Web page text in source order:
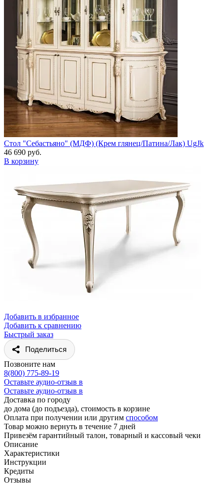
Стол "Себастьяно" (МДФ) (Крем глянец/Патина/Лак) UgJk
46 690 руб.
В корзину
Добавить в избранное
Добавить к сравнению
Быстрый заказ
Поделиться
Позвоните нам
8(800) 775-89-19
Оставьте аудио-отзыв в
Оставьте аудио-отзыв в
Доставка по городу
до дома (до подъезда), стоимость в корзине
Оплата при получении или другим способом
Товар можно вернуть в течение 7 дней
Привезём гарантийный талон, товарный и кассовый чеки
Описание
Характеристики
Инструкции
Кредиты
Отзывы